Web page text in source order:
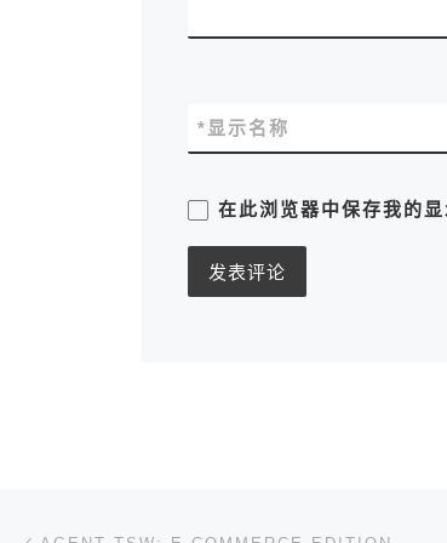
显示名称
*
在此浏览器中保存我的
文章导航